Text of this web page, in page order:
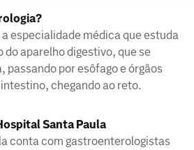
especialidade médica que estuda
aparelho digestivo, que se
passando por esôfago e órgãos
chegando ao reto.
Santa Paula
conta com gastroenterologistas